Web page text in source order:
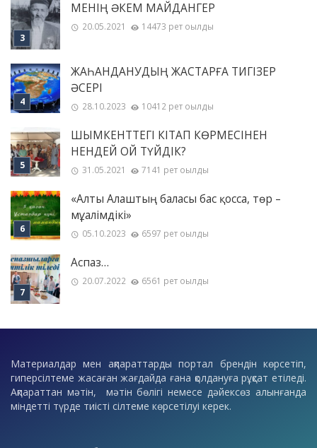
МЕНІҢ ƏКЕМ МАЙДАНГЕР
20.05.2021 14473 рет оқылды
ЖАҺАНДАНУДЫҢ ЖАСТАРҒА ТИГІЗЕР
ӘСЕРІ
28.10.2023 10412 рет оқылды
ШЫМКЕНТТЕГІ КІТАП КӨРМЕСІНЕН
НЕНДЕЙ ОЙ ТҮЙДІК?
31.05.2021 7141 рет оқылды
«Алты Алаштың баласы бас қосса, төр –
мұғалімдікі»
05.10.2023 6597 рет оқылды
Аспаз…
20.07.2022 6561 рет оқылды
Материалдар мен ақпараттарды портал брендін көрсетіп,
гиперсілтеме жасаған жағдайда ғана қолдануға рұқсат етіледі.
Ақпараттан мәтін, мәтін бөлігі немесе дәйексөз алынғанда
міндетті түрде тиісті сілтеме көрсетілуі керек.